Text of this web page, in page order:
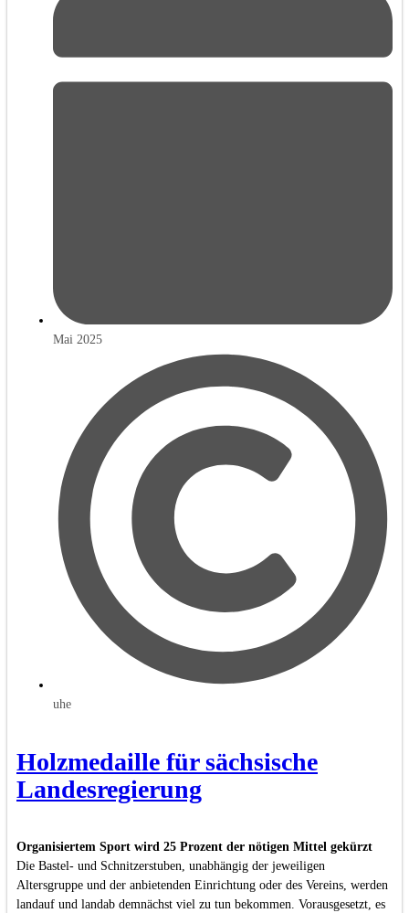
Mai 2025
uhe
Holzmedaille für sächsische
Landesregierung
Organisiertem Sport wird 25 Prozent der nötigen Mittel gekürzt
Die Bastel- und Schnitzerstuben, unabhängig der jeweiligen
Altersgruppe und der anbietenden Einrichtung oder des Vereins, werden
landauf und landab demnächst viel zu tun bekommen. Vorausgesetzt, es